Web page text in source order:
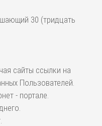
30 (тридцать
сайты ссылки на
Пользователей.
- портале.